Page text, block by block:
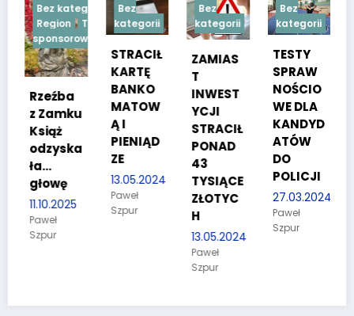
Treść
Bez
kategorii
STRACIŁ
KARTĘ
BANKO
MATOW
Ą I
PIENIĄD
ZE
13.05.2024
Paweł
Szpur
Bez
kategorii
ZAMIAS
T
INWEST
YCJI
STRACIŁ
PONAD
43
TYSIĄCE
ZŁOTYC
H
Bez
kategorii
TESTY
SPRAW
NOŚCIO
WE DLA
KANDYD
ATÓW
DO
POLICJI
27.03.2024
Paweł
Bez
kategorii
W ręce
policjan
tów
wpadło
dwóch
poszuki
wanych
08.02.2024
Paweł
Szpur